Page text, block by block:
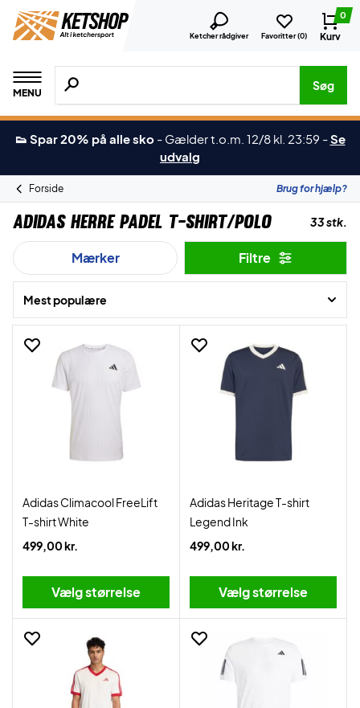
Ketcher rådgiver Favoritter (0)
0
Kurv
MENU
Søg efter produkter, mærker etc.
Søg
👟 Spar 20% på alle sko - Gælder t.o.m. 12/8 kl. 23:59 -Se
udvalg
Forside Brug for hjælp?
Adidas Herre Padel T-shirt/Polo 33 stk.
Mærker Filtre
Mest populære
Adidas Climacool FreeLift
T-shirt White
499,00 kr.
Vælg størrelse
Adidas Heritage T-shirt
Legend Ink
499,00 kr.
Vælg størrelse